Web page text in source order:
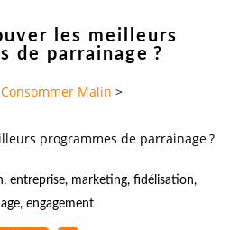
les meilleurs
de parrainage ?
Malin >
programmes de parrainage ?
, entreprise, marketing, fidélisation,
, engagement